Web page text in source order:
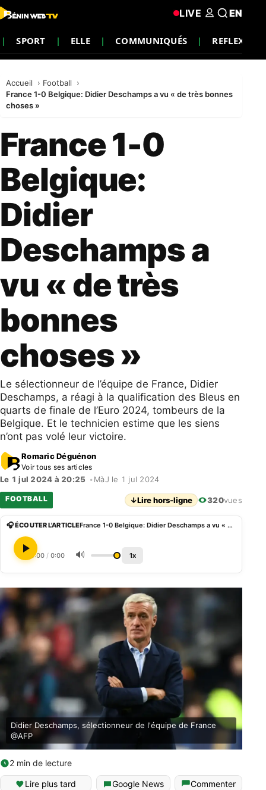
SPORT ELLE COMMUNIQUÉS REFLEXION
LIVE EN
Accueil
Football
France 1-0 Belgique: Didier Deschamps a vu « de très bonnes
choses »
France 1-0
Belgique:
Didier
Deschamps a
vu « de très
bonnes
choses »
Le sélectionneur de l’équipe de France, Didier
Deschamps, a réagi à la qualification des Bleus en
quarts de finale de l’Euro 2024, tombeurs de la
Belgique. Et le technicien estime que les siens
n’ont pas volé leur victoire.
Romaric Déguénon
Voir tous ses articles
Le 1 jul 2024 à 20:25 • MàJ le 1 jul 2024
FOOTBALL ↓Lire hors-ligne 320vues
🎧 ÉCOUTER L'ARTICLE France 1-0 Belgique: Didier Deschamps a vu « de très bonnes choses »
0:00 / 0:00 🔊 1x
Didier Deschamps, sélectionneur de l'équipe de France
@AFP
2 min de lecture
Lire plus tard Google News
Commenter